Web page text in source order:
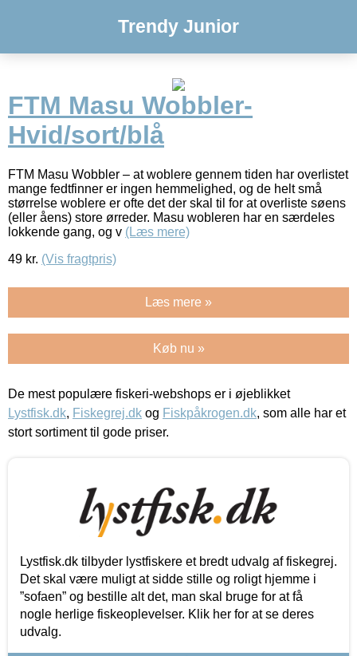
Trendy Junior
FTM Masu Wobbler-
Hvid/sort/blå
FTM Masu Wobbler – at woblere gennem tiden har overlistet
mange fedtfinner er ingen hemmelighed, og de helt små
størrelse woblere er ofte det der skal til for at overliste søens
(eller åens) store ørreder. Masu wobleren har en særdeles
lokkende gang, og v (Læs mere)
49 kr. (Vis fragtpris)
Læs mere »
Køb nu »
De mest populære fiskeri-webshops er i øjeblikket
Lystfisk.dk, Fiskegrej.dk og Fiskpåkrogen.dk, som alle har et
stort sortiment til gode priser.
Lystfisk.dk tilbyder lystfiskere et bredt udvalg af fiskegrej.
Det skal være muligt at sidde stille og roligt hjemme i
”sofaen” og bestille alt det, man skal bruge for at få
nogle herlige fiskeoplevelser. Klik her for at se deres
udvalg.